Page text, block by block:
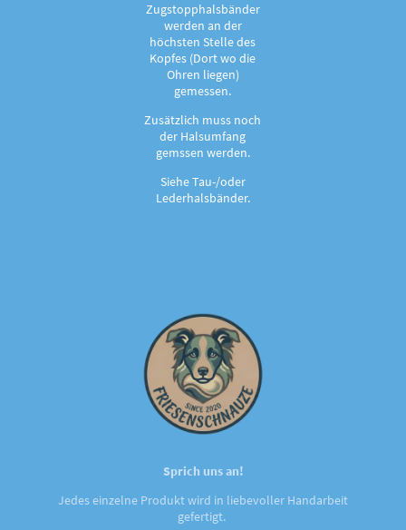
Zugstopphalsbänder
werden an der
höchsten Stelle des
Kopfes (Dort wo die
Ohren liegen)
gemessen.
Zusätzlich muss noch
der Halsumfang
gemssen werden.
Siehe Tau-/oder
Lederhalsbänder.
Sprich uns an!
Jedes einzelne Produkt wird in liebevoller Handarbeit
gefertigt.